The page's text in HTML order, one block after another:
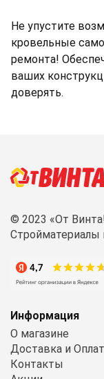
Не упустите
кровельные
ремонта!
ваших
доверять.
© 2023 «От
Стройматериалы
Информация
О магазине
Доставка и
Контакты